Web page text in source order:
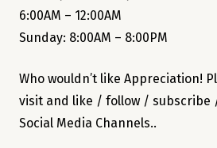
6:00AM – 12:00AM
Sunday: 8:00AM – 8:00PM
Who wouldn’t like Appreciation!
visit and like / follow / subscribe
Social Media Channels..